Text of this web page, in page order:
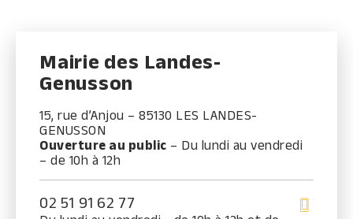
Mairie des Landes-
Genusson
15, rue d’Anjou – 85130 LES LANDES-
GENUSSON
Ouverture au public – Du lundi au vendredi
– de 10h à 12h
02 51 91 62 77